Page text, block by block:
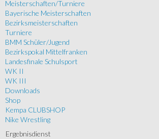
Meisterschaften/Turniere
Bayerische Meisterschaften
Bezirksmeisterschaften
Turniere
BMM Schüler/Jugend
Bezirkspokal Mittelfranken
Landesfinale Schulsport
WK II
WK III
Downloads
Shop
Kempa CLUBSHOP
Nike Wrestling
Ergebnisdienst